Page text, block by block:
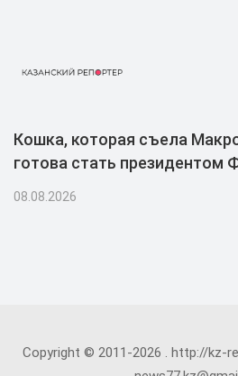
Кошка, которая съела
готова стать президентом
08.08.2026
Copyright © 2011-2026 . http://kz-